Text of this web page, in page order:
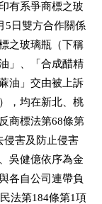
有系爭商標之玻
5日雙方合作關係
之玻璃瓶（下稱
」、「合成醋精
油」交由被上訴
，均在新北、桃
商標法第68條第
侵害及防止侵害
吳健億依序為金
各自公司連帶負
法第184條第1項